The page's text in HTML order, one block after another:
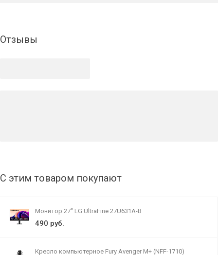
Отзывы
С этим товаром покупают
Монитор 27" LG UltraFine 27U631A-B
490 руб.
Кресло компьютерное Fury Avenger M+ (NFF-1710)